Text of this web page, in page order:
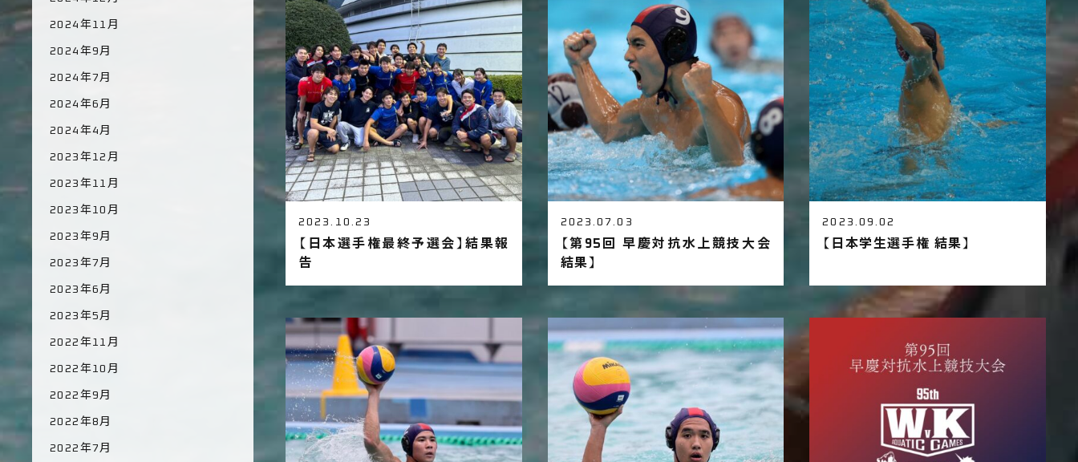
2023.10.23
【日本選手権最終予選会】結果報
告
2023.07.03
【第95回 早慶対抗水上競技大会
結果】
2023.09.02
【日本学生選手権 結果】
2024年11月
2024年9月
2024年7月
2024年6月
2024年4月
2023年12月
2023年11月
2023年10月
2023年9月
2023年7月
2023年6月
2023年5月
2022年11月
2022年10月
2022年9月
2022年8月
2022年7月